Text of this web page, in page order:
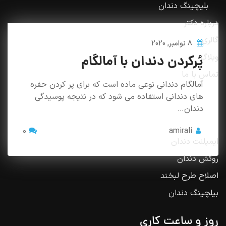
پُرکردن دندان با آمالگام
آمالگام دندانی نوعی ماده است که برای پر کردن حفره
های دندانی استفاده می شود که در نتیجه پوسیدگی
دندان…
amirali
بلیچینگ دندان
درباره دکتر
گالری
وبلاگ
تماس با ما
خدمات
ایمپلنت دندان
روکش دندان
اصلاح طرح لبخند
بیلچینگ دندان
روز و ساعت کاری